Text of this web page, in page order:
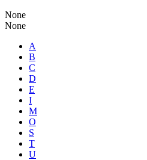
None
None
A
B
C
D
E
I
M
O
S
T
U